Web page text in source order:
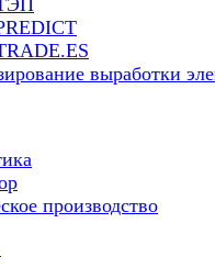
выработки
производство